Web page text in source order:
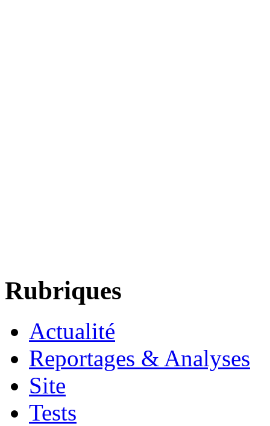
Rubriques
Actualité
Reportages & Analyses
Site
Tests